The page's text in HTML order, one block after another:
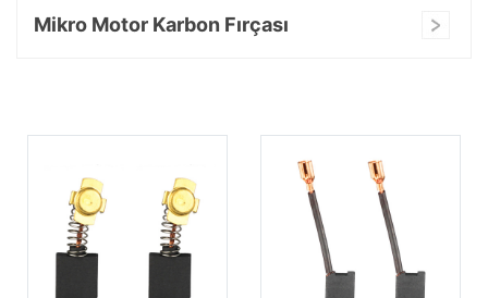
Mikro Motor Karbon Fırçası